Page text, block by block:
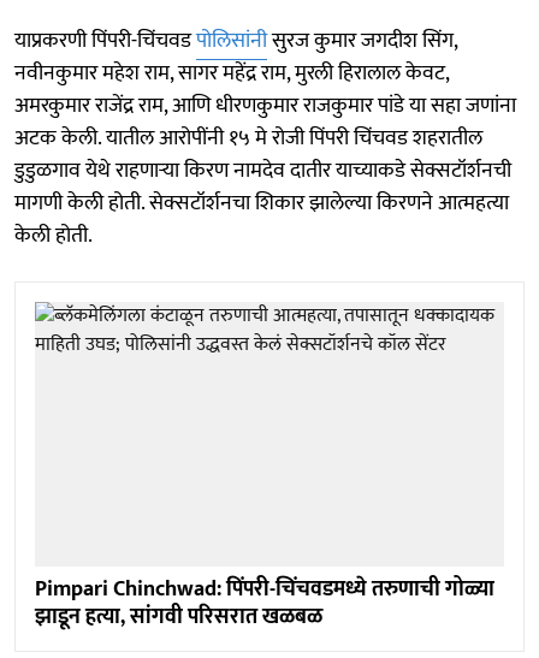
याप्रकरणी पिंपरी-चिंचवडपोलिसांनीसुरज कुमार जगदीश सिंग,
नवीनकुमार महेश राम, सागर महेंद्र राम, मुरली हिरालाल केवट,
अमरकुमार राजेंद्र राम, आणि धीरणकुमार राजकुमार पांडे या सहा जणांना
अटक केली. यातील आरोपींनी १५ मे रोजी पिंपरी चिंचवड शहरातील
डुडुळगाव येथे राहणाऱ्या किरण नामदेव दातीर याच्याकडे सेक्सटॉर्शनची
मागणी केली होती. सेक्सटॉर्शनचा शिकार झालेल्या किरणने आत्महत्या
केली होती.
Pimpari Chinchwad: पिंपरी-चिंचवडमध्ये तरुणाची गोळ्या
झाडून हत्या, सांगवी परिसरात खळबळ